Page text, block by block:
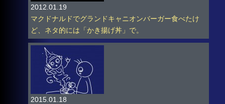
2012.01.19
マクドナルドでグランドキャニオンバーガー食べたけ
ど、ネタ的には「かき揚げ丼」で。
2015.01.18